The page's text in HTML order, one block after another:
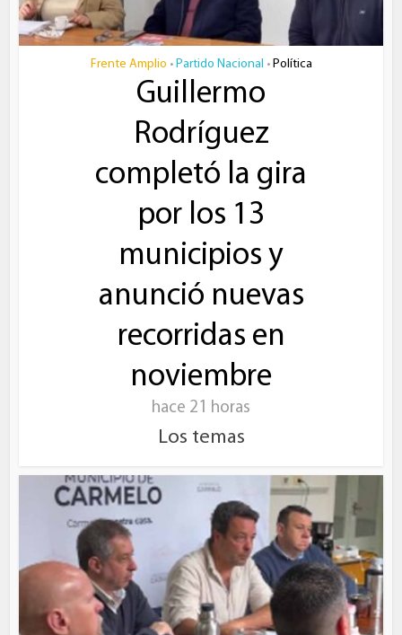
Frente Amplio • Partido Nacional • Política
Guillermo
Rodríguez
completó la gira
por los 13
municipios y
anunció nuevas
recorridas en
noviembre
hace 21 horas
Los temas